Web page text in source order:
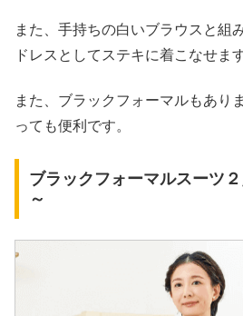
また、手持ちの白いブラウスと組
ドレスとしてステキに着こなせます
また、ブラックフォーマルもあり
っても便利です。
ブラックフォーマルスーツ
～